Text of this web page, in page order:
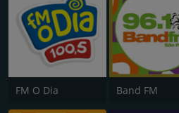
FM O Dia Band FM